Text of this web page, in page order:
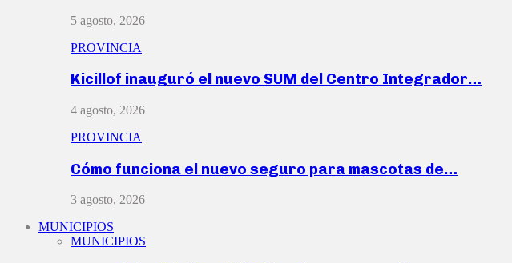
5 agosto, 2026
PROVINCIA
Kicillof inauguró el nuevo SUM del Centro Integrador…
4 agosto, 2026
PROVINCIA
Cómo funciona el nuevo seguro para mascotas de…
3 agosto, 2026
MUNICIPIOS
MUNICIPIOS